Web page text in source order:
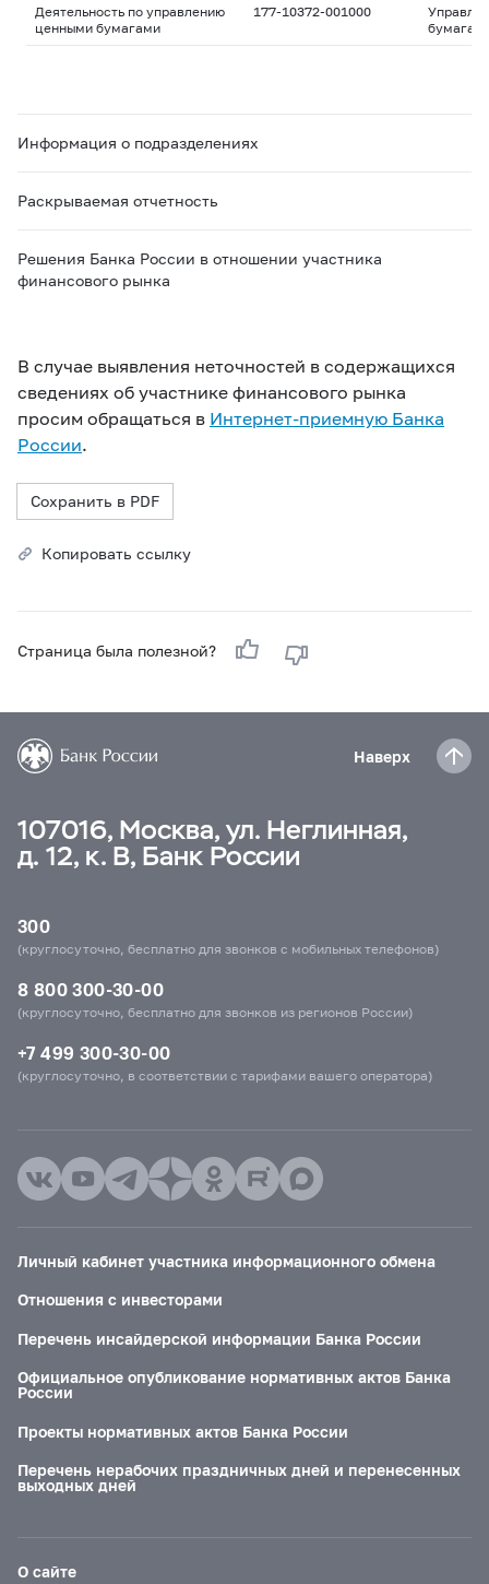
Деятельность по управлению
ценными бумагами
177-10372-001000
Информация о подразделениях
Раскрываемая отчетность
Решения Банка России в отношении участника
финансового рынка
В случае выявления неточностей в содержащихся
сведениях об участнике финансового рынка
просим обращаться в Интернет-приемную Банка
России.
Сохранить в PDF
Копировать ссылку
Страница была полезной?
Наверх
107016, Москва, ул. Неглинная,
д. 12, к. В, Банк России
300
(круглосуточно, бесплатно для звонков с мобильных телефонов)
8 800 300-30-00
(круглосуточно, бесплатно для звонков из регионов России)
+7 499 300-30-00
(круглосуточно, в соответствии с тарифами вашего оператора)
Личный кабинет участника информационного обмена
Отношения с инвесторами
Перечень инсайдерской информации Банка России
Официальное опубликование нормативных актов Банка
России
Проекты нормативных актов Банка России
Перечень нерабочих праздничных дней и перенесенных
выходных дней
О сайте